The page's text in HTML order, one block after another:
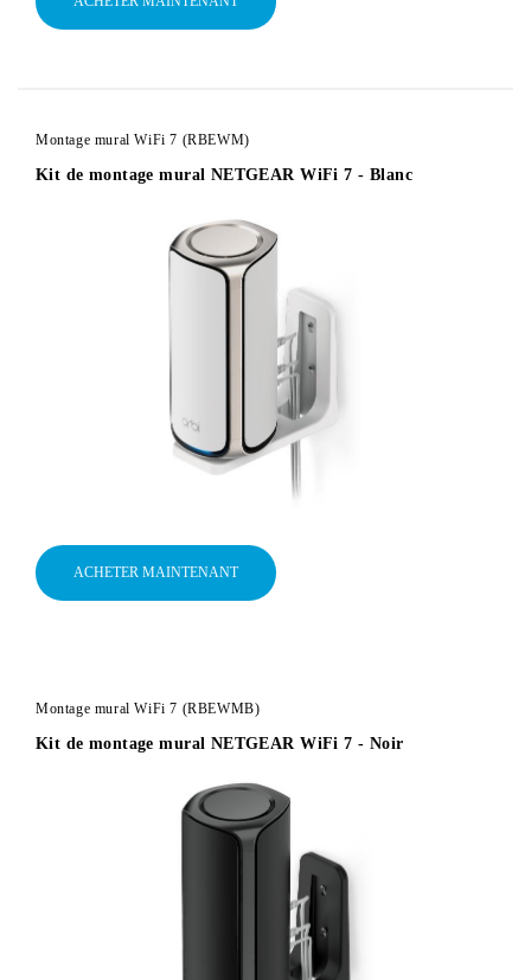
Montage mural WiFi 7 (RBEWM)
Kit de montage mural NETGEAR WiFi 7 - Blanc
ACHETER MAINTENANT
Montage mural WiFi 7 (RBEWMB)
Kit de montage mural NETGEAR WiFi 7 - Noir